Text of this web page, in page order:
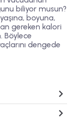
biliyor musun?
yaşına, boyuna,
gereken kalori
Böylece
dengede